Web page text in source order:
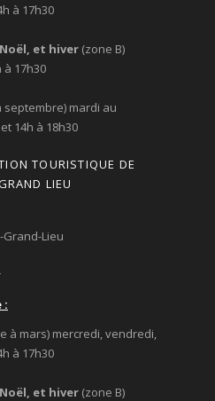
à 17h30
Noël, et hiver (zone B)
à 17h30
septembre) mardi au
14h à 18h30
TOURISTIQUE DE
LIEU
Grand-Lieu
:
à mars) mercredi, vendredi,
à 17h30
Noël, et hiver (zone B)